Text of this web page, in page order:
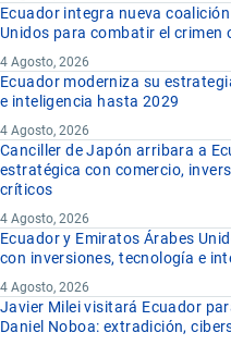
Ecuador integra nueva
Unidos para combatir el crimen
4 Agosto, 2026
Ecuador moderniza su
e inteligencia hasta 2029
4 Agosto, 2026
Canciller de Japón arribara a
estratégica con comercio,
críticos
4 Agosto, 2026
Ecuador y Emiratos Árabes
con inversiones, tecnología e
4 Agosto, 2026
Javier Milei visitará Ecuador
Daniel Noboa: extradición,